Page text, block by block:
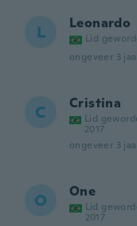
L Leonardo
Lid
ongeveer 3
C Cristina
Lid
2017
ongeveer 3
O One
Lid
2017